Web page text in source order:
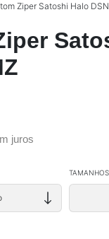
Ziper Satoshi Halo
juros
TAMANHOS